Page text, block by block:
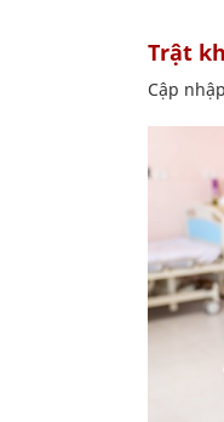
trật
Cập